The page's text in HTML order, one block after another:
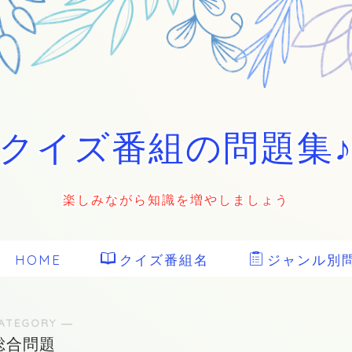
イズ番組の問題集
楽しみながら知識を増やしましょう
HOME クイズ番組名 ジャンル別
―
合問題